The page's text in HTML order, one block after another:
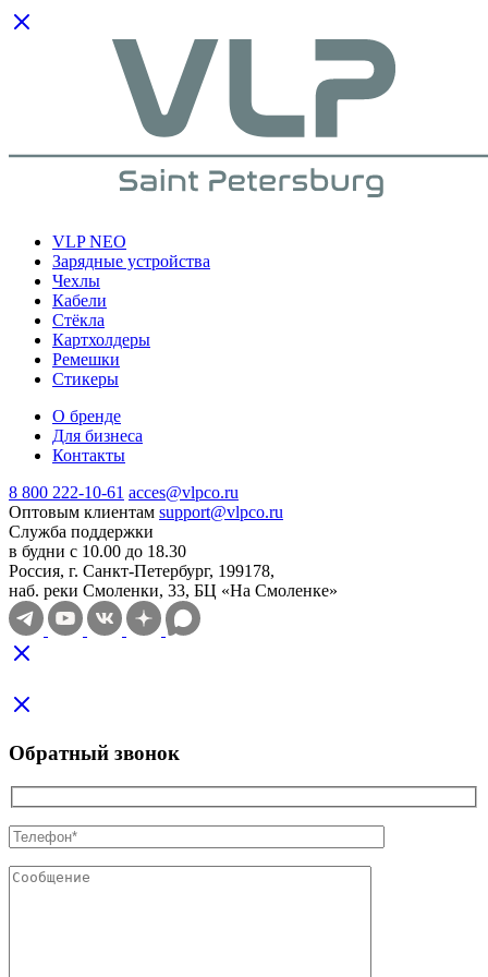
VLP NEO
Зарядные устройства
Чехлы
Кабели
Cтёкла
Картхолдеры
Ремешки
Стикеры
О бренде
Для бизнеса
Контакты
8 800 222-10-61 acces@vlpco.ru
Оптовым клиентам support@vlpco.ru
Служба поддержки
в будни с 10.00 до 18.30
Россия, г. Санкт-Петербург, 199178,
наб. реки Смоленки, 33, БЦ «На Смоленке»
Обратный звонок